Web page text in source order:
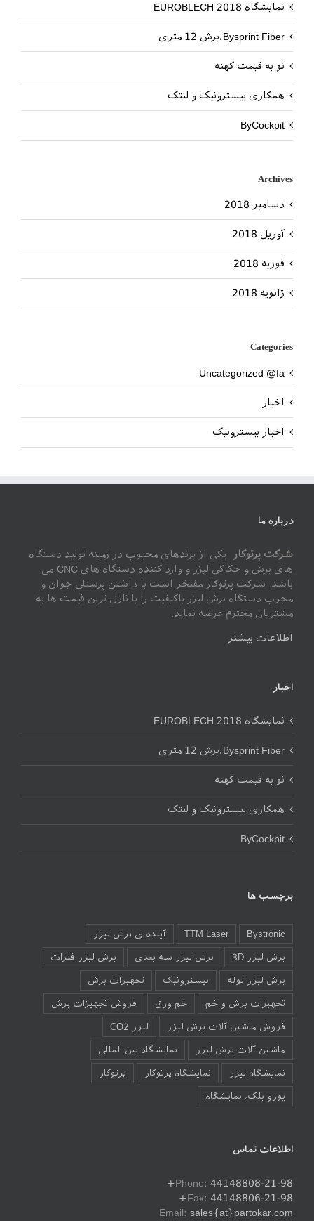
نمایشگاه EUROBLECH 2018
Bysprint Fiber،برش 12 متری
نو به قیمت کهنه
همکاری بیسترونیک و لنتک
ByCockpit
Archives
دسامبر 2018
آوریل 2018
فوریه 2018
ژانویه 2018
Categories
Uncategorized @fa
اخبار
اخبار بیسترونیک
درباره ما
شرکت پرتوکار
یکی از برندهای محبوب در زمینه تولید دستگاه
های برش و حکاکی لیزر و وارد کننده دستگاه های CNC می
باشد. شرکت پرتوکار مفتخر است با داشتن پرسنلی جوان و
مجرب دستگاه برش لیزر باکیفیت را با نازل ترین قیمت ها به
مشتریان محترم عرضه نماید.
اطلاعات بیشتر
اخبار
نمایشگاه EUROBLECH 2018
Bysprint Fiber،برش 12 متری
نو به قیمت کهنه
همکاری بیسترونیک و لنتک
ByCockpit
برچسب ها
Bystronic
TTM Laser آینده ی برش لیزر
برش لیزر 3D برش لیزر سه بعدی برش لیزر فلزات
برش لیزر لوله بیسترونیک تجهیزات برش
تجهیزات برش و خم خم ورق فروش تجهیزات برش
فروش ماشین آلات برش لیزر لیزر CO2
ماشین آلات برش لیزر نمایشگاه بین المللی
نمایشگاه لیزر نمایشگاه پرتوکار پرتوکار
یورو بلک، نمایشگاه
اطلاعات تماس
Phone: 44148808-21-98+
Fax: 44148806-21-98+
Email: sales{at}partokar.com